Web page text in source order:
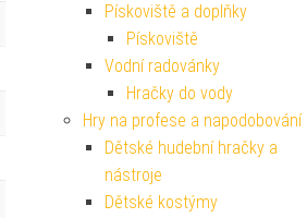
Pískoviště a doplňky
Pískoviště
Vodní radovánky
Hračky do vody
Hry na profese a napodobování
Dětské hudební hračky a
nástroje
Dětské kostýmy